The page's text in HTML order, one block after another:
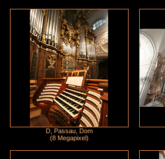
D, Passau, Dom
(8 Megapixel)